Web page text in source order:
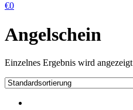
€0
Angelschein
Einzelnes Ergebnis wird angezeigt